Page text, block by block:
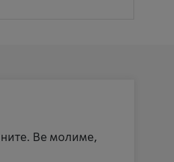
Ве молиме,